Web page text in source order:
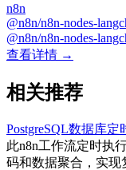
n8n
@n8n/n8n-nodes-
@n8n/n8n-nodes-
查看详情 →
相关推荐
PostgreSQL数据库
此n8n工作流定时执
码和数据聚合，实现